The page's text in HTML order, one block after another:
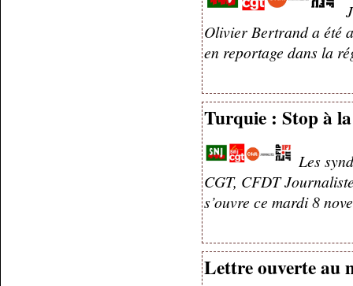
Olivier Bertrand a été
en reportage dans la
Turquie : Stop à
Les
CGT, CFDT
s’ouvre ce mardi 8
Lettre ouverte au